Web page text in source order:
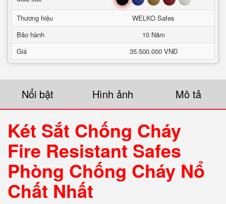
Thương hiệu
WELKO Safes
Bảo hành
10 Năm
Giá
35.500.000 VNĐ
Nổi bật Hình ảnh Mô tả
Két Sắt Chống Cháy
Fire Resistant Safes
Phòng Chống Cháy Nổ
Chất Nhất